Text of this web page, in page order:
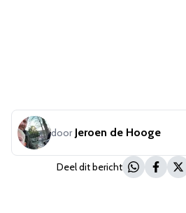
door Jeroen de Hooge
Deel dit bericht